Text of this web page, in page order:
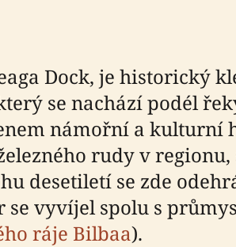
Dock, je historický
se nachází podél
námořní a kulturní
rudy v
desetiletí se zde
se vyvíjel spolu s
ráje Bilbaa).